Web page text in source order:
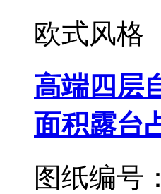
欧式风格
高端四层
面积露台
图纸编号